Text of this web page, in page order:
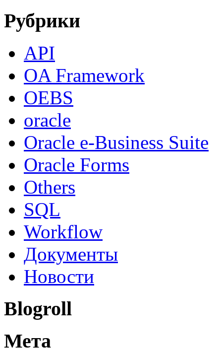
Рубрики
API
OA Framework
OEBS
oracle
Oracle e-Business Suite
Oracle Forms
Others
SQL
Workflow
Документы
Новости
Blogroll
Мета